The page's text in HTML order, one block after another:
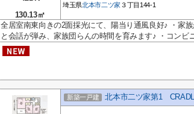
130.13㎡
埼玉県北本市二ツ家 ３丁目144-1
全居室南東向きの2面採光にて、陽当り通風良好♪ ・家
と会話が弾み、家族団らんの時間を育みます♪ ・コンビ
新築一戸建 北本市二ツ家第1